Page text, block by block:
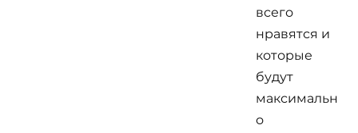
всего
нравятся и
которые
будут
максимальн
о